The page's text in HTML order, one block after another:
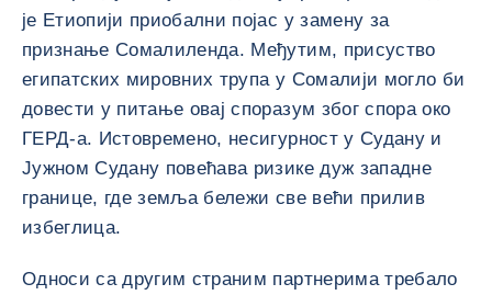
је Етиопији приобални појас у замену за
признање Сомалиленда. Међутим, присуство
египатских мировних трупа у Сомалији могло би
довести у питање овај споразум због спора око
ГЕРД-а. Истовремено, несигурност у Судану и
Јужном Судану повећава ризике дуж западне
границе, где земља бележи све већи прилив
избеглица.
Односи са другим страним партнерима требало